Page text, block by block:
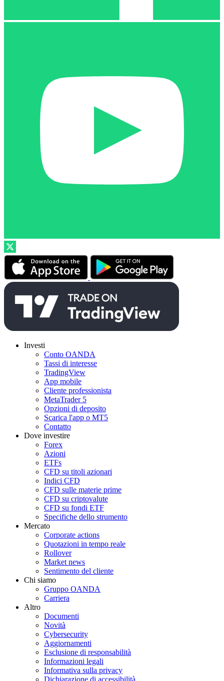
Investi
Conto OANDA
Tassi di interesse
TradingView
App mobile
Cliente professionista
MetaTrader 5
Opzioni di deposito
Scarica l'app o MT5
Contatto
Dove investire
Forex
Azioni
ETFs
CFD su titoli azionari
Indici CFD
CFD sulle materie prime
CFD su criptovalute
CFD su fondi ETF
Specifiche dello strumento
Mercato
Corporate actions
Quotazioni in tempo reale
Rollover
Market news
Sentimento del cliente
Chi siamo
Gruppo OANDA
Carriera
Altro
Documenti
Novità
Cybersecurity
Aggiornamenti
Esclusione di responsabilità
Informazioni legali
Informativa sulla privacy
Dichiarazione di accessibilità